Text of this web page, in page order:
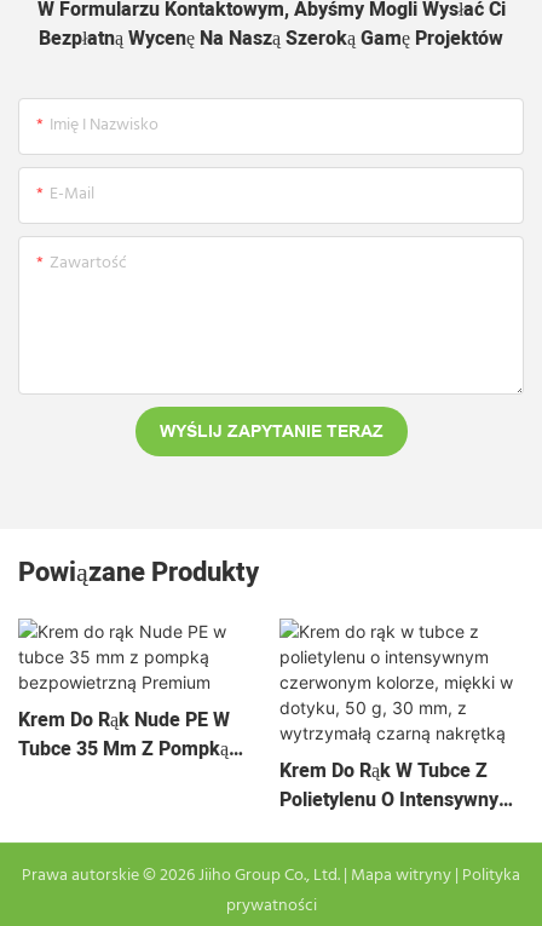
W Formularzu Kontaktowym, Abyśmy Mogli Wysłać Ci
Bezpłatną Wycenę Na Naszą Szeroką Gamę Projektów
Imię I Nazwisko
E-Mail
Zawartość
WYŚLIJ ZAPYTANIE TERAZ
Powiązane Produkty
Krem Do Rąk Nude PE W
Tubce 35 Mm Z Pompką
Krem Do Rąk W Tubce Z
Polietylenu O Intensywnym
Wytrzymałą Czarną
Nakrętką
Prawa autorskie © 2026 Jiiho Group Co., Ltd. | Mapa witryny| Polityka
prywatności